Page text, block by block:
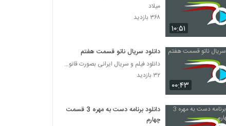
۱۰:۵۱
میلاد
۳۶۸ بازدید
۰۰:۴۳
دانلود سریال ناتو قسمت هفتم
دانلود فیلم و سریال ایرانی بصورت قانونی
۳۲ بازدید
دانلود برنامه دست به مهره 3 قسمت
چهارم